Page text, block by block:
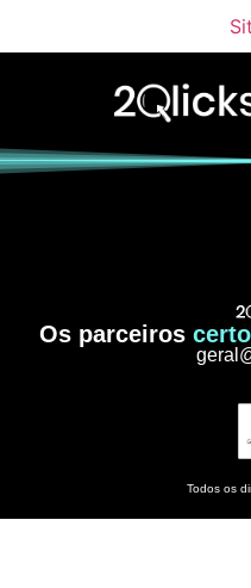
Os parceiros
Todos os